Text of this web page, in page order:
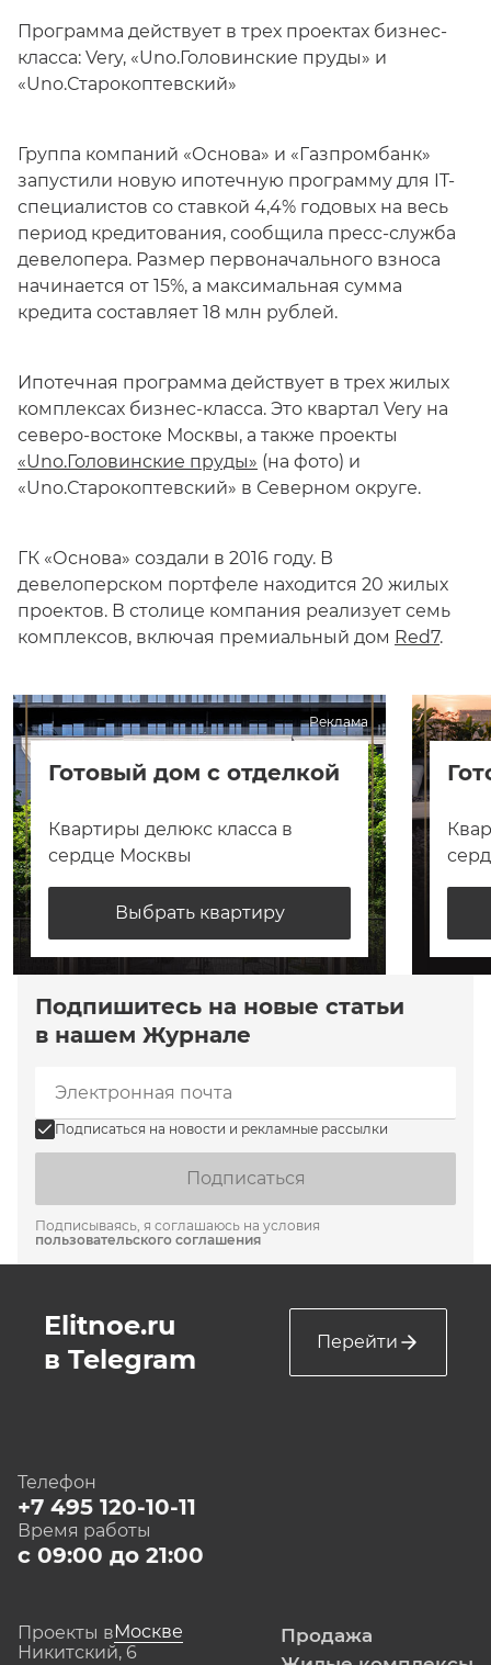
Программа действует в трех проектах бизнес-
класса: Very, «Uno.Головинские пруды» и
«Uno.Старокоптевский»
Группа компаний «Основа» и «Газпромбанк»
запустили новую ипотечную программу для IT-
специалистов со ставкой 4,4% годовых на весь
период кредитования, сообщила пресс-служба
девелопера. Размер первоначального взноса
начинается от 15%, а максимальная сумма
кредита составляет 18 млн рублей.
Ипотечная программа действует в трех жилых
комплексах бизнес-класса. Это квартал Very на
северо-востоке Москвы, а также проекты
«Uno.Головинские пруды» (на фото) и
«Uno.Старокоптевский» в Северном округе.
ГК «Основа» создали в 2016 году. В
девелоперском портфеле находится 20 жилых
проектов. В столице компания реализует семь
комплексов, включая премиальный дом Red7.
Реклама
Готовый дом с отделкой
Квартиры делюкс класса в
сердце Москвы
Выбрать квартиру
Подпишитесь на новые статьи
в нашем Журнале
Подписаться на новости и рекламные рассылки
Подписаться
Подписываясь, я соглашаюсь на условия
пользовательского соглашения
Elitnoe.ru
в Telegram
Перейти
Телефон
+7 495 120-10-11
Время работы
с 09:00 до 21:00
Проекты вМоскве
Никитский, 6
Продажа